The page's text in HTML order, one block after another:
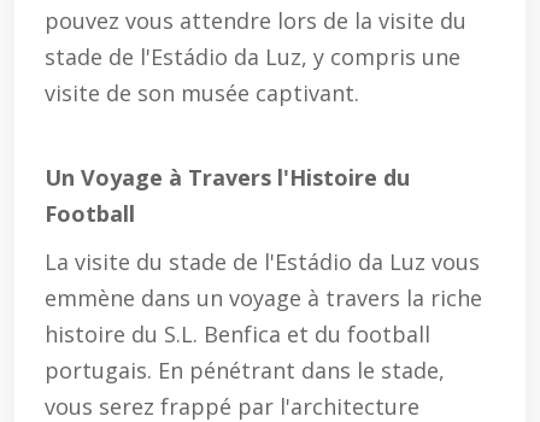
pouvez vous attendre lors de la visite du
stade de l'Estádio da Luz, y compris une
visite de son musée captivant.
Un Voyage à Travers l'Histoire du
Football
La visite du stade de l'Estádio da Luz vous
emmène dans un voyage à travers la riche
histoire du S.L. Benfica et du football
portugais. En pénétrant dans le stade,
vous serez frappé par l'architecture